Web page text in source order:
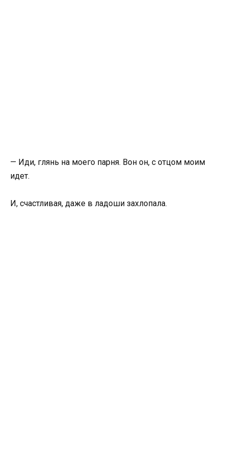
— Иди, глянь на моего парня. Вон он, с отцом моим
идет.
И, счастливая, даже в ладоши захлопала.